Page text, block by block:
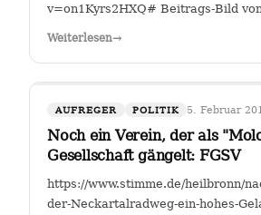
v=on1Kyrs2HXQ# Beitrags-Bild
Weiterlesen→
AUFREGER POLITIK 5. Februar
Noch ein Verein, der als
Gesellschaft gängelt: FGSV
https://www.stimme.de/heilbronn/
der-Neckartalradweg-ein-hohes-